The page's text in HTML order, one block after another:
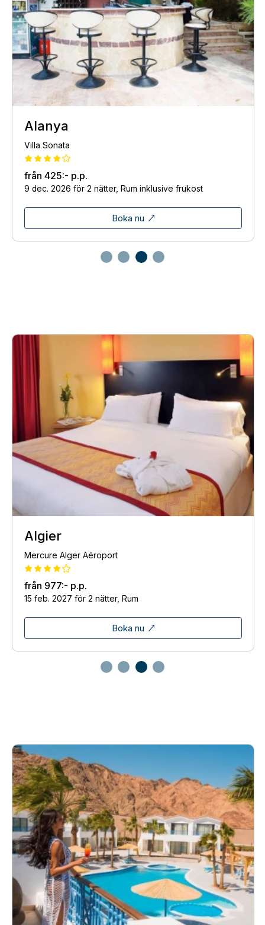
Alanya
Villa Sonata
från 425:- p.p.
9 dec. 2026 för 2 nätter, Rum inklusive frukost
Boka nu
Algier
Mercure Alger Aéroport
från 977:- p.p.
15 feb. 2027 för 2 nätter, Rum
Boka nu